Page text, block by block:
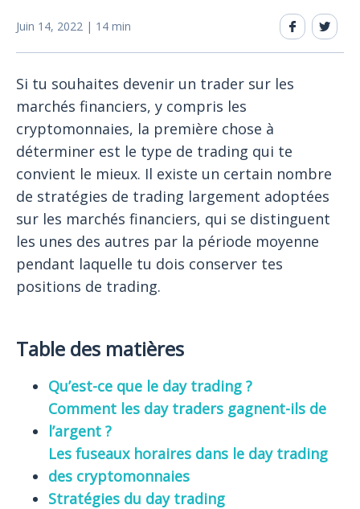
Juin 14, 2022 | 14 min
Si tu souhaites devenir un trader sur les
marchés financiers, y compris les
cryptomonnaies, la première chose à
déterminer est le type de trading qui te
convient le mieux. Il existe un certain nombre
de stratégies de trading largement adoptées
sur les marchés financiers, qui se distinguent
les unes des autres par la période moyenne
pendant laquelle tu dois conserver tes
positions de trading.
Table des matières
Qu’est-ce que le day trading ?
Comment les day traders gagnent-ils de
l’argent ?
Les fuseaux horaires dans le day trading
des cryptomonnaies
Stratégies du day trading